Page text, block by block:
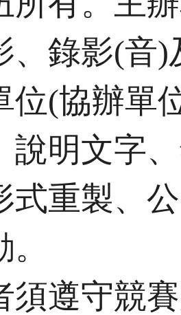
、錄影(音)
位(協辦單
說明文字
式重製、
須遵守競